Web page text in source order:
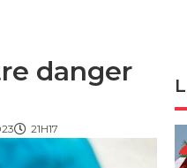
danger
21H17